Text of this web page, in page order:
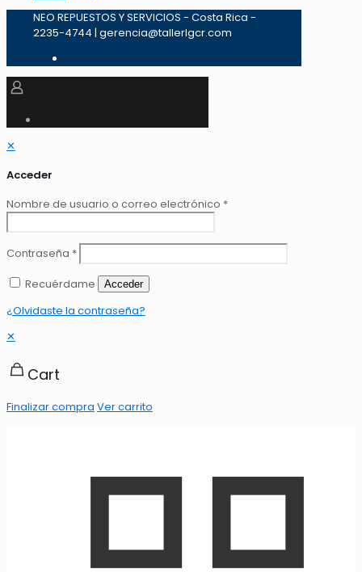
NEO REPUESTOS Y SERVICIOS - Costa Rica -
2235-4744 | gerencia@tallerlgcr.com
✕
Acceder
Nombre de usuario o correo electrónico *
Contraseña *
Recuérdame
Acceder
¿Olvidaste la contraseña?
✕
Cart
Finalizar compra Ver carrito